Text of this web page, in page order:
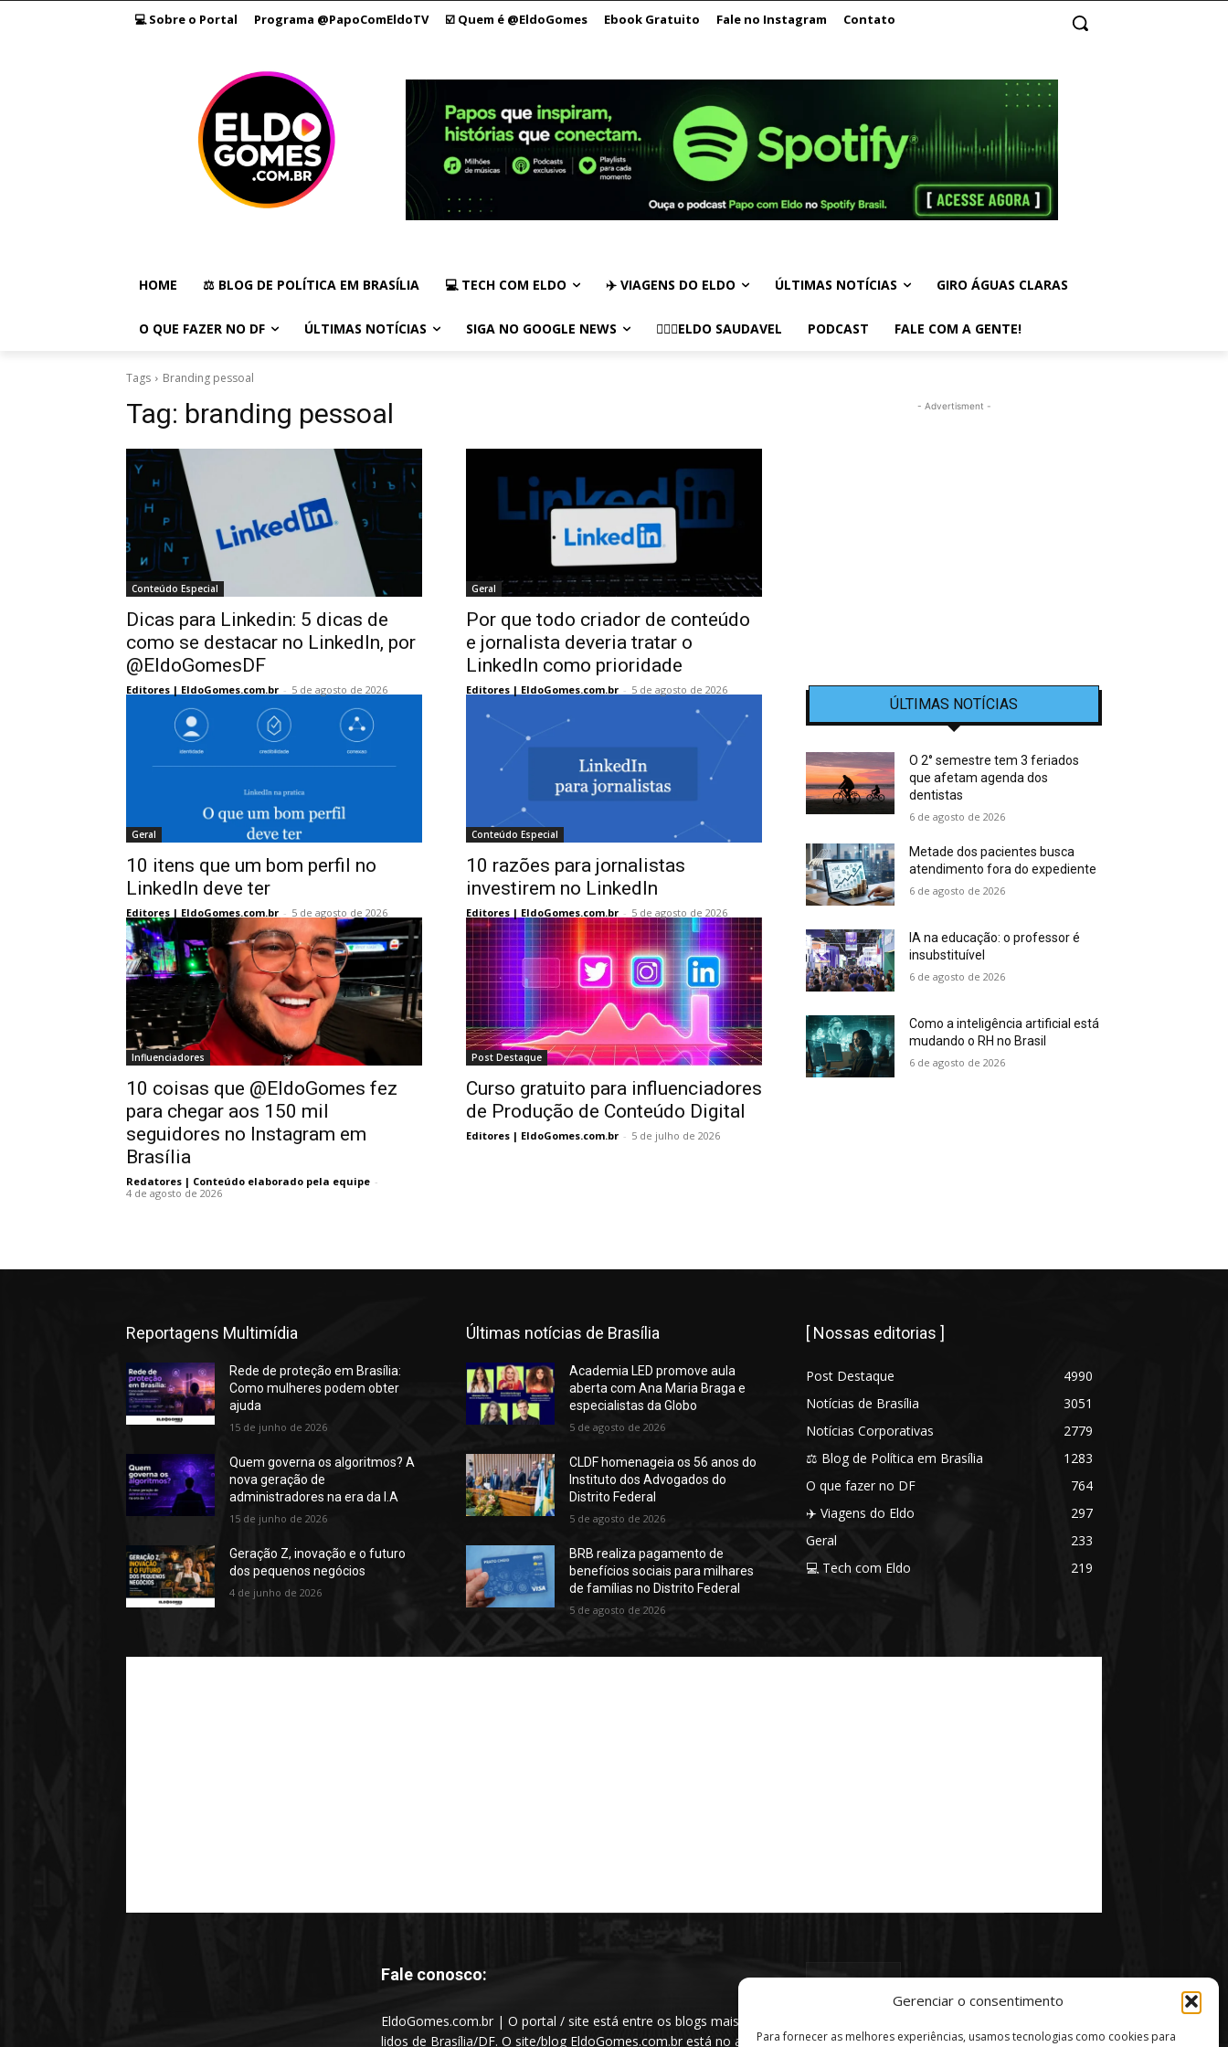
Gerenciar o consentimento
Para fornecer as melhores experiências, usamos tecnologias como cookies para
💻 Sobre o Portal Programa @PapoComEldoTV ☑️ Quem é @EldoGomes Ebook Gratuito Fale no Instagram Contato
HOME ⚖️ BLOG DE POLÍTICA EM BRASÍLIA 💻 TECH COM ELDO ✈️ VIAGENS DO ELDO ÚLTIMAS NOTÍCIAS GIRO ÁGUAS CLARAS
O QUE FAZER NO DF ÚLTIMAS NOTÍCIAS SIGA NO GOOGLE NEWS 🏃🏻‍♂️ELDO SAUDAVEL PODCAST FALE COM A GENTE!
Tags Branding pessoal
Tag: branding pessoal
Conteúdo Especial
Dicas para Linkedin: 5 dicas de
como se destacar no LinkedIn, por
@EldoGomesDF
Editores | EldoGomes.com.br - 5 de agosto de 2026
Geral
Por que todo criador de conteúdo
e jornalista deveria tratar o
LinkedIn como prioridade
Editores | EldoGomes.com.br - 5 de agosto de 2026
Geral
10 itens que um bom perfil no
LinkedIn deve ter
Editores | EldoGomes.com.br - 5 de agosto de 2026
Conteúdo Especial
10 razões para jornalistas
investirem no LinkedIn
Editores | EldoGomes.com.br - 5 de agosto de 2026
Influenciadores
10 coisas que @EldoGomes fez
para chegar aos 150 mil
seguidores no Instagram em
Brasília
Redatores | Conteúdo elaborado pela equipe -
4 de agosto de 2026
Post Destaque
Curso gratuito para influenciadores
de Produção de Conteúdo Digital
Editores | EldoGomes.com.br - 5 de julho de 2026
- Advertisment -
ÚLTIMAS NOTÍCIAS
O 2° semestre tem 3 feriados
que afetam agenda dos
dentistas
6 de agosto de 2026
Metade dos pacientes busca
atendimento fora do expediente
6 de agosto de 2026
IA na educação: o professor é
insubstituível
6 de agosto de 2026
Como a inteligência artificial está
mudando o RH no Brasil
6 de agosto de 2026
Reportagens Multimídia
Rede de proteção em Brasília:
Como mulheres podem obter
ajuda
15 de junho de 2026
Quem governa os algoritmos? A
nova geração de
administradores na era da I.A
15 de junho de 2026
Geração Z, inovação e o futuro
dos pequenos negócios
4 de junho de 2026
Últimas notícias de Brasília
Academia LED promove aula
aberta com Ana Maria Braga e
especialistas da Globo
5 de agosto de 2026
CLDF homenageia os 56 anos do
Instituto dos Advogados do
Distrito Federal
5 de agosto de 2026
BRB realiza pagamento de
benefícios sociais para milhares
de famílias no Distrito Federal
5 de agosto de 2026
[ Nossas editorias ]
Post Destaque
4990
Notícias de Brasília
3051
Notícias Corporativas
2779
⚖️ Blog de Política em Brasília
1283
O que fazer no DF
764
✈️ Viagens do Eldo
297
Geral
233
💻 Tech com Eldo
219
Fale conosco:
EldoGomes.com.br | O portal / site está entre os blogs mais
lidos de Brasília/DF. O site/blog EldoGomes.com.br está no ar